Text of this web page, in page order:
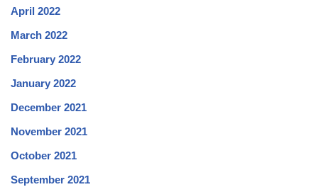
April 2022
March 2022
February 2022
January 2022
December 2021
November 2021
October 2021
September 2021